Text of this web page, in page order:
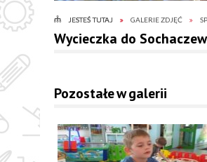
JESTEŚ TUTAJ GALERIE ZDJĘĆ
Wycieczka do
Pozostałe w galerii